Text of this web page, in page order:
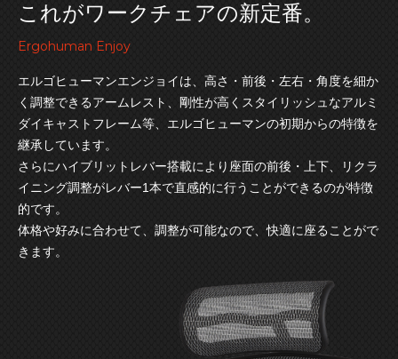
これがワークチェアの新定番。
Ergohuman Enjoy
エルゴヒューマンエンジョイは、高さ・前後・左右・角度を細か
く調整できるアームレスト、剛性が高くスタイリッシュなアルミ
ダイキャストフレーム等、エルゴヒューマンの初期からの特徴を
継承しています。
さらにハイブリットレバー搭載により座面の前後・上下、リクラ
イニング調整がレバー1本で直感的に行うことができるのが特徴
的です。
体格や好みに合わせて、調整が可能なので、快適に座ることがで
きます。